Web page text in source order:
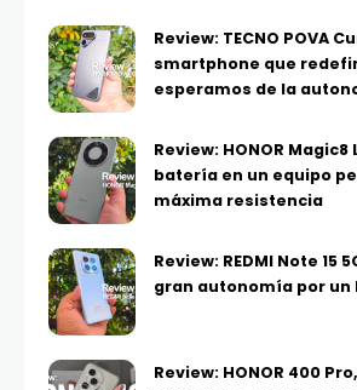
Review: TECNO POVA
smartphone que
esperamos de la
Review: HONOR Magic8
batería en un equipo
máxima resistencia
Review: REDMI Note 15
gran autonomía por un
Review: HONOR 400